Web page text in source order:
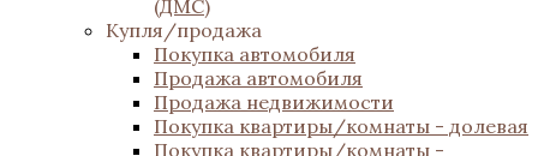
(ДМС)
Купля/продажа
Покупка автомобиля
Продажа автомобиля
Продажа недвижимости
Покупка квартиры/комнаты - долевая
Покупка квартиры/комнаты -